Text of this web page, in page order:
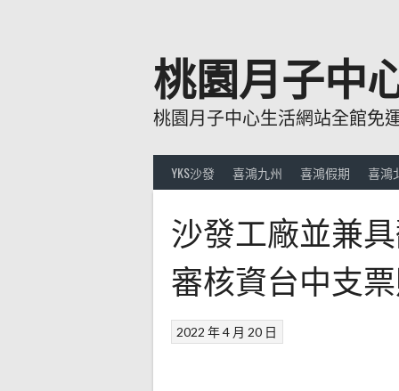
桃園月子中
桃園月子中心生活網站全館免
YKS沙發 喜鴻九州 喜鴻假期 喜鴻
沙發工廠並兼
審核資台中支
2022 年 4 月 20 日